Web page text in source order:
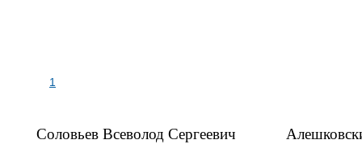
1
Соловьев Всеволод Сергеевич